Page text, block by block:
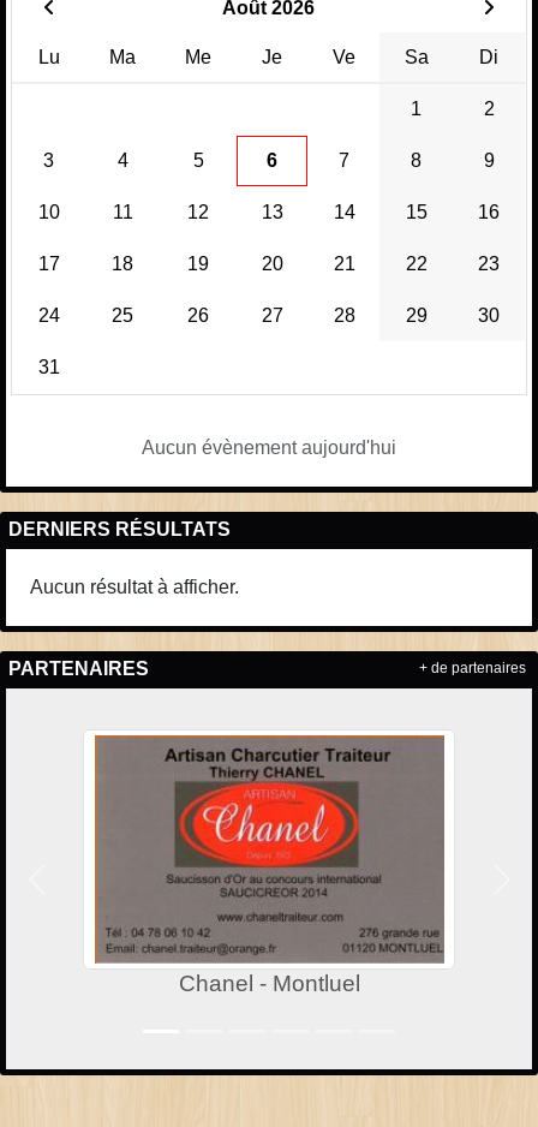
Août 2026
Lu Ma Me Je Ve Sa Di
1 2
3 4 5 6 7 8 9
10 11 12 13 14 15 16
17 18 19 20 21 22 23
24 25 26 27 28 29 30
31
Aucun évènement aujourd'hui
DERNIERS RÉSULTATS
Aucun résultat à afficher.
PARTENAIRES
Chanel - Montluel
+ de partenaires